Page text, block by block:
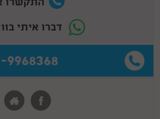
התקשרו
דברו איתי
9968368